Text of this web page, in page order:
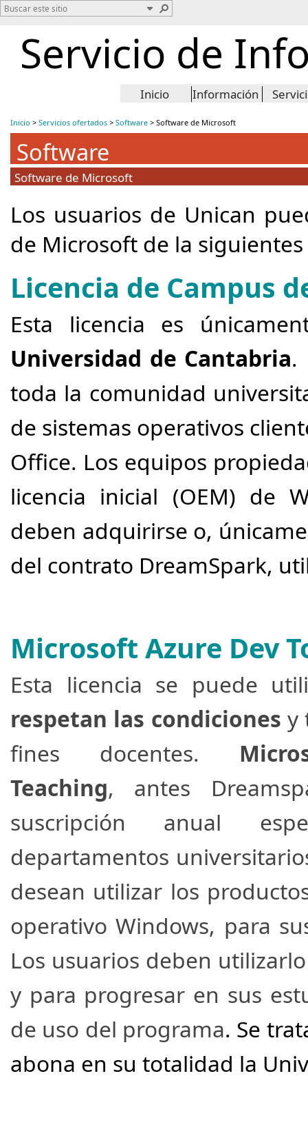
Servicio de
Inicio Información
Inicio > Servicios ofertados > Software > Software de Microsoft
Software
Software de Microsoft
Los usuarios de Unican
de Microsoft de la
Licencia de Campus
Esta licencia es
Universidad de Cantabria.
toda la comunidad
de sistemas operativos
Office. Los equipos
licencia inicial (OEM) de
deben adquirirse o,
del contrato DreamSpark,
Microsoft Azure Dev
Esta licencia se puede
respetan las condicionesy
fines docentes.
Teaching, antes
suscripción anual
departamentos
desean utilizar los
operativo Windows, para
Los usuarios deben
y para progresar en sus
de uso del programa. Se
abona en su totalidad la